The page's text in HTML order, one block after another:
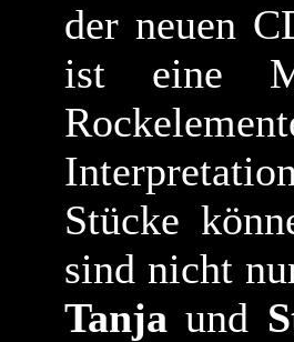
der neuen
ist eine
Stücke
sind nicht
Tanja und